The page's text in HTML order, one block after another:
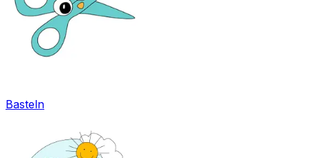
Basteln